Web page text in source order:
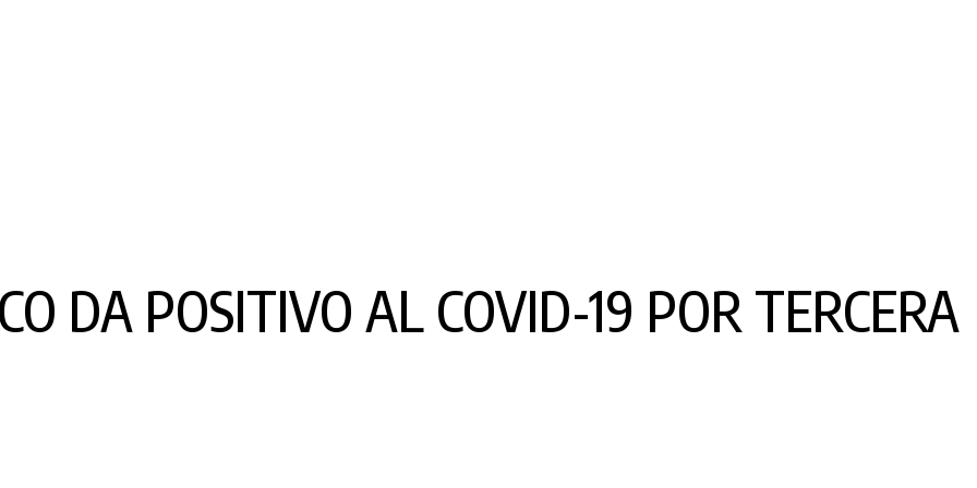
DA POSITIVO AL COVID-19 POR TERCERA